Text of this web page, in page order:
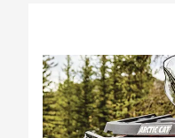
2012 TRV 1000 GT
update
2012 US mod. 700
2012 XC 450 EFT